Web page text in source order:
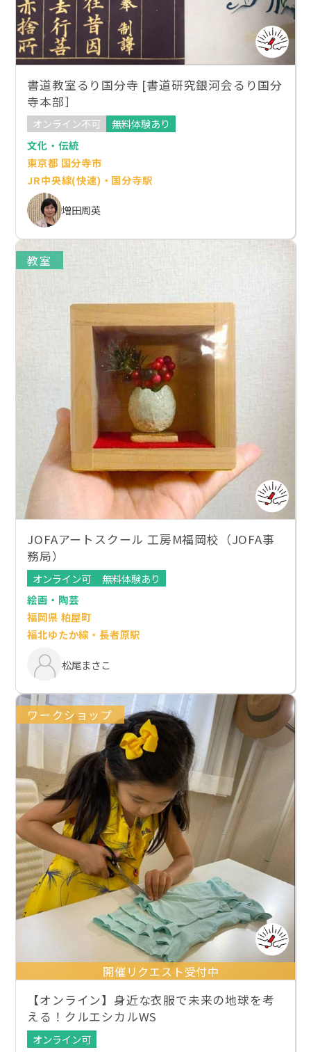
書道教室るり国分寺 [書道研究銀河会るり国分
寺本部］
オンライン不可
無料体験あり
文化・伝統
東京都 国分寺市
JR中央線(快速)・国分寺駅
増田周英
教室
JOFAアートスクール 工房M福岡校（JOFA事
務局）
オンライン可
無料体験あり
絵画・陶芸
福岡県 粕屋町
福北ゆたか線・長者原駅
松尾まさこ
ワークショップ
開催リクエスト受付中
【オンライン】身近な衣服で未来の地球を考
える！クルエシカルWS
オンライン可